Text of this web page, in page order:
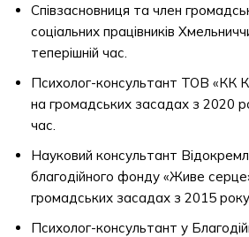
Співзасновниця та член
соціальних працівників
теперішній час.
Психолог-консультант ТОВ «КК
на громадських засадах з 2020
час.
Науковий консультант
благодійного фонду «Живе
громадських засадах з 2015 року
Психолог-консультант у